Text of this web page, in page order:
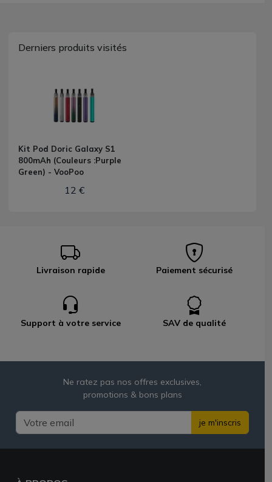
Derniers produits visités
Kit Pod Doric Galaxy S1
800mAh (Couleurs :Purple
Green) - VooPoo
12 €
Livraison rapide Paiement sécurisé
Support à votre service SAV de qualité
Ne ratez pas nos offres exclusives,
promotions & bons plans
je m'inscris